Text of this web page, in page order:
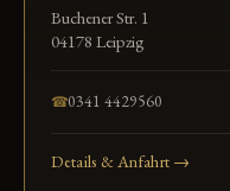
Buchener Str. 1
04178 Leipzig
☎0341 4429560
Details & Anfahrt →